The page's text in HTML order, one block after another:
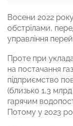
Восени 2022
обстрілами,
управління
Проте при
на постачання
підприємство
(близько 1,3
гарячим
Потому у 2023